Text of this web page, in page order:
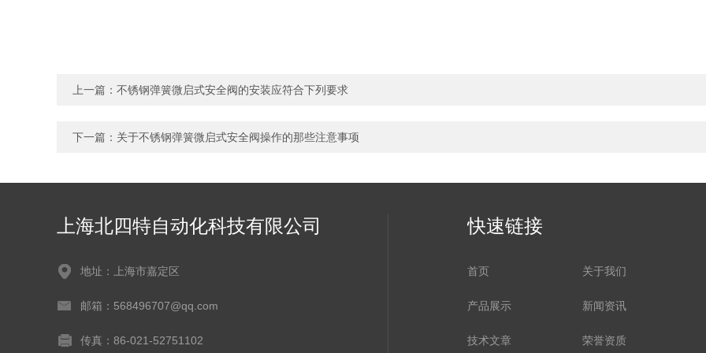
上一篇： 不锈钢弹簧微启式安全阀的安装应符合下列要求
下一篇： 关于不锈钢弹簧微启式安全阀操作的那些注意事项
上海北四特自动化科技有限公司
地址：上海市嘉定区
邮箱：568496707@qq.com
传真：86-021-52751102
快速链接
首页 关于我们
产品展示 新闻资讯
技术文章 荣誉资质